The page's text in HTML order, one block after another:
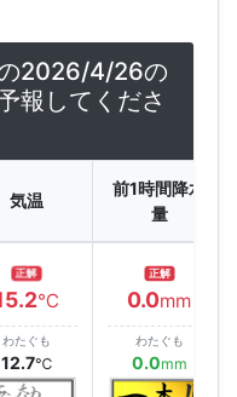
2026/4/26の
報してくださ
気温
前1時間降水
量
正解
℃
わたぐも
12.7℃
正解
0.0mm
わたぐも
0.0mm